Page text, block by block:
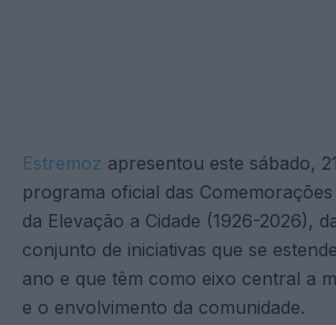
Estremoz apresentou este sábado,
programa oficial das
da Elevação a Cidade (1926-2026),
conjunto de iniciativas que se
ano e que têm como eixo central a
e o envolvimento da comunidade.